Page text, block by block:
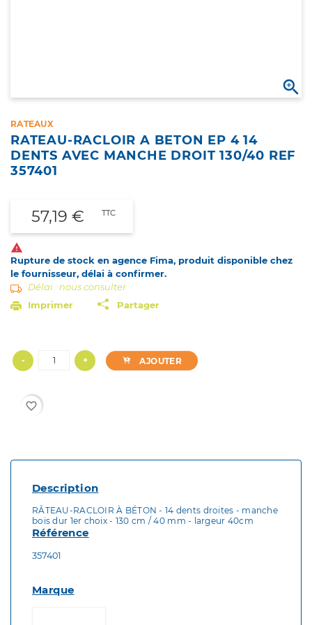

RATEAUX
RATEAU-RACLOIR A BETON EP 4 14
DENTS AVEC MANCHE DROIT 130/40 REF
357401
57,19 € TTC

Rupture de stock en agence Fima, produit disponible chez
le fournisseur, délai à confirmer.
Délai : nous consulter
Imprimer
Partager
- + AJOUTER
favorite_border
Description
RÂTEAU-RACLOIR À BÉTON - 14 dents droites - manche
bois dur 1er choix - 130 cm / 40 mm - largeur 40cm
Référence
357401
Marque